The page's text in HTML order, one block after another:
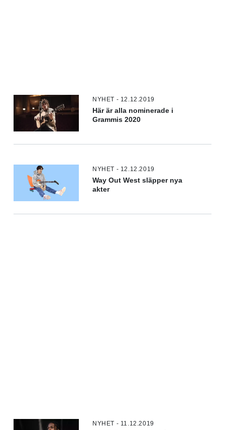
NYHET - 12.12.2019
Här är alla nominerade i
Grammis 2020
NYHET - 12.12.2019
Way Out West släpper nya
akter
NYHET - 11.12.2019